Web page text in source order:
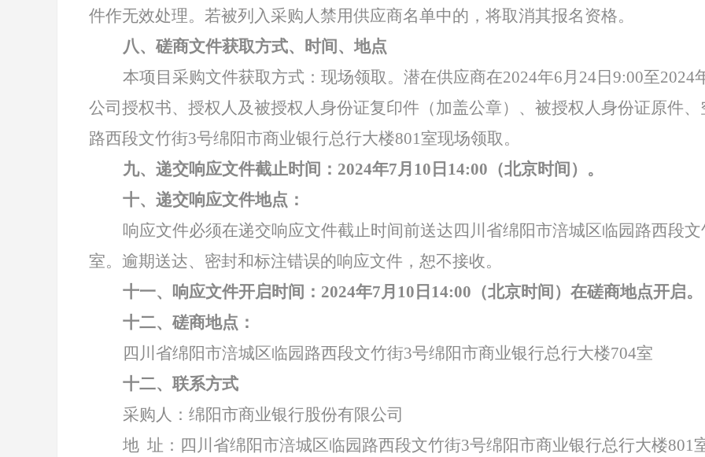
件作无效处理。若被列入采购人禁用供应商名单中的，将取消其报名资格。
八、磋商文件获取方式、时间、地点
本项目采购文件获取方式：现场领取。潜在供应商在2024年6月24日9:00至
公司授权书、授权人及被授权人身份证复印件（加盖公章）、被授权人身份证原件
路西段文竹街3号绵阳市商业银行总行大楼801室现场领取。
九、递交响应文件截止时间： 2024年7月10日14:00（北京时间）。
十、递交响应文件地点：
响应文件必须在递交响应文件截止时间前送达四川省绵阳市涪城区临园路西段文
室。逾期送达、密封和标注错误的响应文件，恕不接收。
十一、响应文件开启时间： 2024年7月10日14:00（北京时间）在磋商地点开启。
十二、磋商地点：
四川省绵阳市涪城区临园路西段文竹街3号绵阳市商业银行总行大楼704室
十二、联系方式
采购人：绵阳市商业银行股份有限公司
地 址：四川省绵阳市涪城区临园路西段文竹街3号绵阳市商业银行总行大楼801